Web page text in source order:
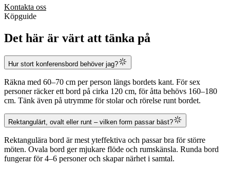
Kontakta oss
Köpguide
Det här är värt att tänka på
Hur stort konferensbord behöver jag?
Räkna med 60–70 cm per person längs bordets kant. För sex
personer räcker ett bord på cirka 120 cm, för åtta behövs 160–180
cm. Tänk även på utrymme för stolar och rörelse runt bordet.
Rektangulärt, ovalt eller runt – vilken form passar bäst?
Rektangulära bord är mest yteffektiva och passar bra för större
möten. Ovala bord ger mjukare flöde och rumskänsla. Runda bord
fungerar för 4–6 personer och skapar närhet i samtal.